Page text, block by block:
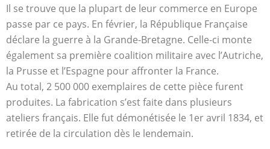
Il se trouve que la plupart de leur commerce en Europe
passe par ce pays. En février, la République Française
déclare la guerre à la Grande-Bretagne. Celle-ci monte
également sa première coalition militaire avec l’Autriche,
la Prusse et l’Espagne pour affronter la France.
Au total, 2 500 000 exemplaires de cette pièce furent
produites. La fabrication s’est faite dans plusieurs
ateliers français. Elle fut démonétisée le 1er avril 1834, et
retirée de la circulation dès le lendemain.